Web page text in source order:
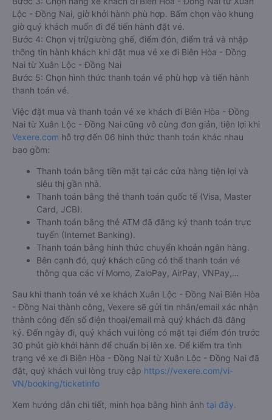
Lộc - Đồng Nai, giờ khởi hành phù hợp. Bấm chọn vào khung
giờ quý khách muốn đi để tiến hành đặt vé.
Bước 4: Chọn vị trí/giường ghế, điểm đón, điểm trả và nhập
thông tin hành khách khi đặt mua vé xe đi Biên Hòa - Đồng
Nai từ Xuân Lộc - Đồng Nai
Bước 5: Chọn hình thức thanh toán vé phù hợp và tiến hành
thanh toán vé.
Việc đặt mua và thanh toán vé xe khách đi Biên Hòa - Đồng
Nai từ Xuân Lộc - Đồng Nai cũng vô cùng đơn giản, tiện lợi khi
Vexere.com hỗ trợ đến 06 hình thức thanh toán khác nhau
bao gồm:
Thanh toán bằng tiền mặt tại các cửa hàng tiện lợi và
siêu thị gần nhà.
Thanh toán bằng thẻ thanh toán quốc tế (Visa, Master
Card, JCB).
Thanh toán bằng thẻ ATM đã đăng ký thanh toán trực
tuyến (Internet Banking).
Thanh toán bằng hình thức chuyển khoản ngân hàng.
Bên cạnh đó, quý khách cũng có thể thanh toán vé
thông qua các ví Momo, ZaloPay, AirPay, VNPay,…
Sau khi thanh toán vé xe khách Xuân Lộc - Đồng Nai Biên Hòa
- Đồng Nai thành công, Vexere sẽ gửi tin nhắn/email xác nhận
thành công đến số điện thoại/email mà quý khách đã đăng
ký. Đến ngày đi, quý khách vui lòng có mặt tại điểm đón trước
30 phút giờ khởi hành để chuẩn bị lên xe. Để kiểm tra tình
trạng vé xe đi Biên Hòa - Đồng Nai từ Xuân Lộc - Đồng Nai đã
đặt, quý khách vui lòng truy cập https://vexere.com/vi-
VN/booking/ticketinfo
Xem hướng dẫn chi tiết, minh họa bằng hình ảnh tại đây.